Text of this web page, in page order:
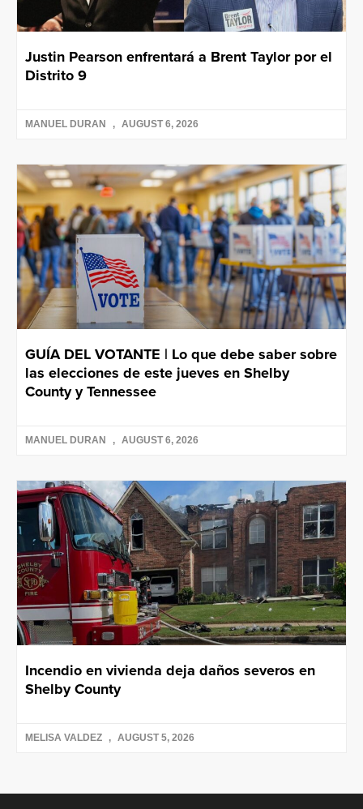
Justin Pearson enfrentará a Brent Taylor por el
Distrito 9
MANUEL DURAN AUGUST 6, 2026
GUÍA DEL VOTANTE | Lo que debe saber sobre
las elecciones de este jueves en Shelby
County y Tennessee
MANUEL DURAN AUGUST 6, 2026
Incendio en vivienda deja daños severos en
Shelby County
MELISA VALDEZ AUGUST 5, 2026